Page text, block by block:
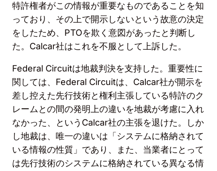
特許権者がこの情報が重要なものであることを知
っており、その上で開示しないという故意の決定
をしたため、 PTOを欺く意図があったと判断し
た。 Calcar社はこれを不服として上訴した。
Federal Circuitは地裁判決を支持した。重要性に
関しては、 Federal Circuitは、 Calcar社が開示を
差し控えた先行技術と権利主張している特許のク
レームとの間の発明上の違いを地裁が考慮に入れ
なかった、という Calcar社の主張を退けた。しか
し地裁は、唯一の違いは「システムに格納されて
いる情報の性質」であり、また、当業者にとって
は先行技術のシステムに格納されている異なる情